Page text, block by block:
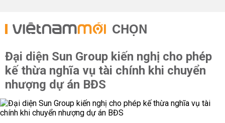
CHỌN
Đại diện Sun Group kiến nghị cho phép
kế thừa nghĩa vụ tài chính khi chuyển
nhượng dự án BĐS